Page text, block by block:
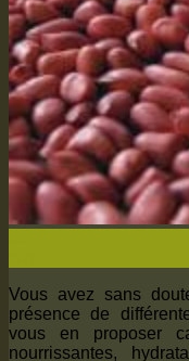
Vous avez sans
présence de
vous en proposer
nourrissantes,